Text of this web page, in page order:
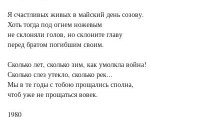
Я счастливых живых в майский день созову.
Хоть тогда под огнем ножевым
не склоняли голов, но склоните главу
перед братом погибшим своим.
Сколько лет, сколько зим, как умолкла война!
Сколько слез утекло, сколько рек...
Мы в те годы с тобою прощались сполна,
чтоб уже не прощаться вовек.
1980